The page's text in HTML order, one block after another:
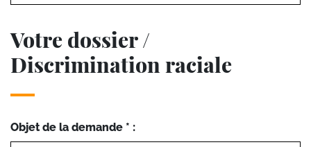
Votre dossier /
Discrimination raciale
Objet de la demande * :